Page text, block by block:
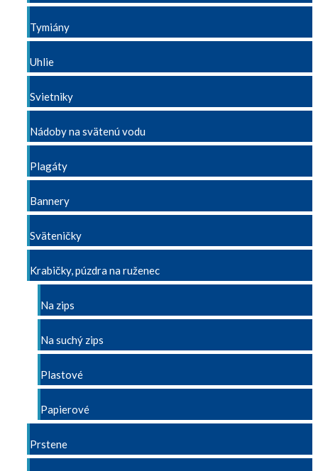
Tymiány
Uhlie
Svietniky
Nádoby na svätenú vodu
Plagáty
Bannery
Sväteničky
Krabičky, púzdra na ruženec
Na zips
Na suchý zips
Plastové
Papierové
Prstene